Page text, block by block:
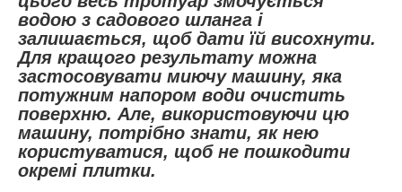
водою з садового шланга і
залишається, щоб дати їй висохнути.
Для кращого результату можна
застосовувати миючу машину, яка
потужним напором води очистить
поверхню. Але, використовуючи цю
машину, потрібно знати, як нею
користуватися, щоб не пошкодити
окремі плитки.